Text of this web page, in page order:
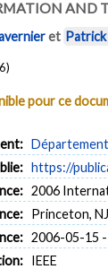
AND
et
pour ce
https://
2006
Princeton,
2006-05-15
IEEE